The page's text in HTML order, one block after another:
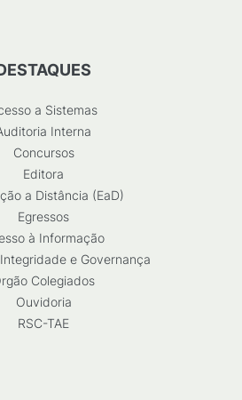
a Sistemas
Interna
Concursos
Editora
a Distância (EaD)
Egressos
à Informação
e Governança
Colegiados
Ouvidoria
RSC-TAE